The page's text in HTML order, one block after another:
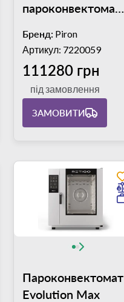
пароконвектомата
KAR00001
Бренд: Piron
Артикул: 7220059
111280 грн
під замовлення
ЗАМОВИТИ
Пароконвектомат
Evolution Max